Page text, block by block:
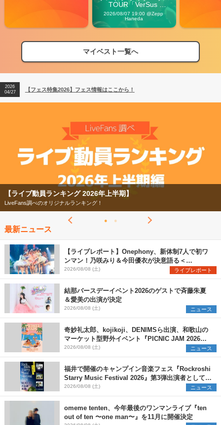
TOUR「VerSus
Carnival」
2026/08/07 19:00 @Zepp
Haneda
マイベスト一覧へ
【フェス特集2026】フェス情報はここから！
【ライブ動員ランキング】2026年上半期編発表！
2026
04/27
【フェス特集2026】フェス情報はここから！
2026
グ 2026年上半期】
ンキング！
最新ニュース
【ライブレポート】Onephony、新体制7人で初ワ
ンマン！乃咲みり＆今田優衣が決意語る＜
Onephony新体制1st Oneman Live はじまりの夏
＞
2026/08/08 (土) ライブレポート
結那バースデーイベント2026のゲストで斉藤朱夏
＆愛美の出演が決定
2026/08/08 (土) ニュース
奇妙礼太郎、kojikoji、DENIMSら出演、和歌山の
マーケット型野外イベント『PICNIC JAM 2026』
早割チケット発売開始
2026/08/08 (土) ニュース
福井で開催のキャンプイン音楽フェス『Rockroshi
Starry Music Festival 2026』第3弾出演者として
SCOOBIE DO、かりゆし58、Reiを発表
2026/08/08 (土) ニュース
omeme tenten、今年最後のワンマンライブ『ten
out of ten 〜one man〜』を11月に開催決定